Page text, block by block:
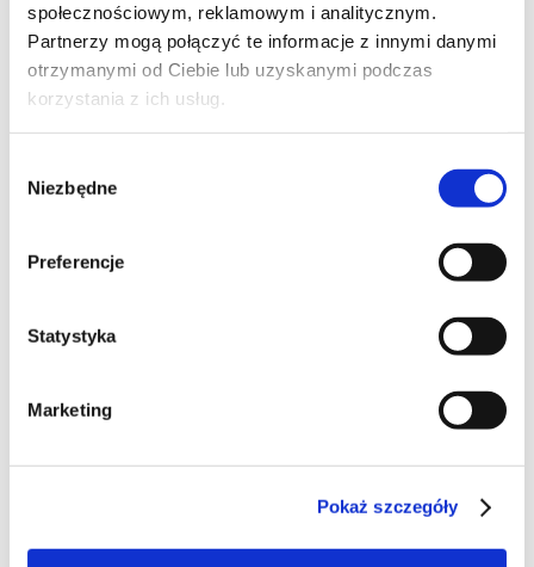
społecznościowym, reklamowym i analitycznym.
Partnerzy mogą połączyć te informacje z innymi danymi
otrzymanymi od Ciebie lub uzyskanymi podczas
korzystania z ich usług.
zgody
Niezbędne
Preferencje
Statystyka
Marketing
Pokaż szczegóły
34
101
Moje ulubione
9
34